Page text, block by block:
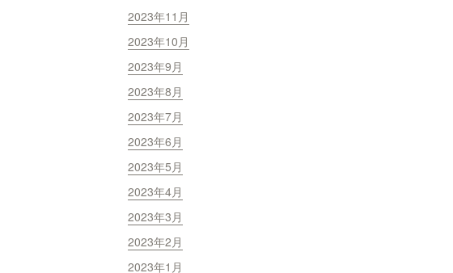
2023年11月
2023年10月
2023年9月
2023年8月
2023年7月
2023年6月
2023年5月
2023年4月
2023年3月
2023年2月
2023年1月